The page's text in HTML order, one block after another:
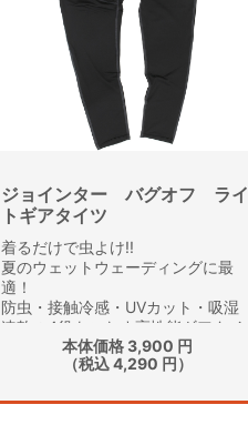
ジョインター バグオフ ライ
トギアタイツ
着るだけで虫よけ!!
夏のウェットウェーディングに最
適！
防虫・接触冷感・UVカット・吸湿
速乾の4役をこなす高性能ギアタイ
本体価格 3,900 円
（税込 4,290 円）